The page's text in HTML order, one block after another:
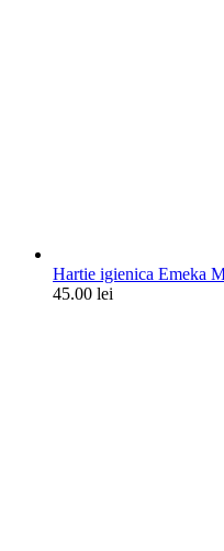
Hartie igienica Emeka
45.00 lei